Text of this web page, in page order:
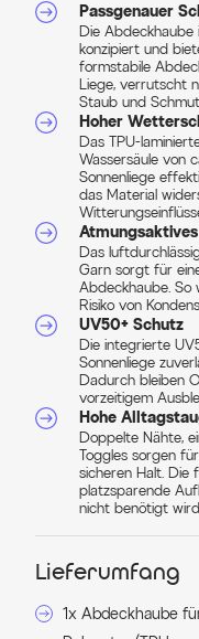
Passgenauer
Die Abdeckhaube
konzipiert und
formstabile
Liege, verrutscht
Staub und
Hoher
Das TPU-
Wassersäule von
Sonnenliege
das Material
Das
Garn sorgt für
Abdeckhaube. So
Risiko von
UV50+ Schutz
Die integrierte
Sonnenliege
Dadurch bleiben
vorzeitigem
Hohe
Doppelte Nähte,
Toggles sorgen
sicheren Halt. Die
platzsparende
nicht benötigt wird.
Lieferumfang
1x Abdeckhaube